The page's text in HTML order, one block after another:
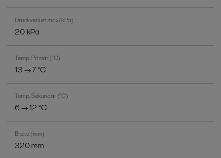
Druckverlust max (kPa)
20 kPa
Temp. Primär (°C)
13 → 7 °C
Temp. Sekundär (°C)
6 → 12 °C
Breite (mm)
320 mm